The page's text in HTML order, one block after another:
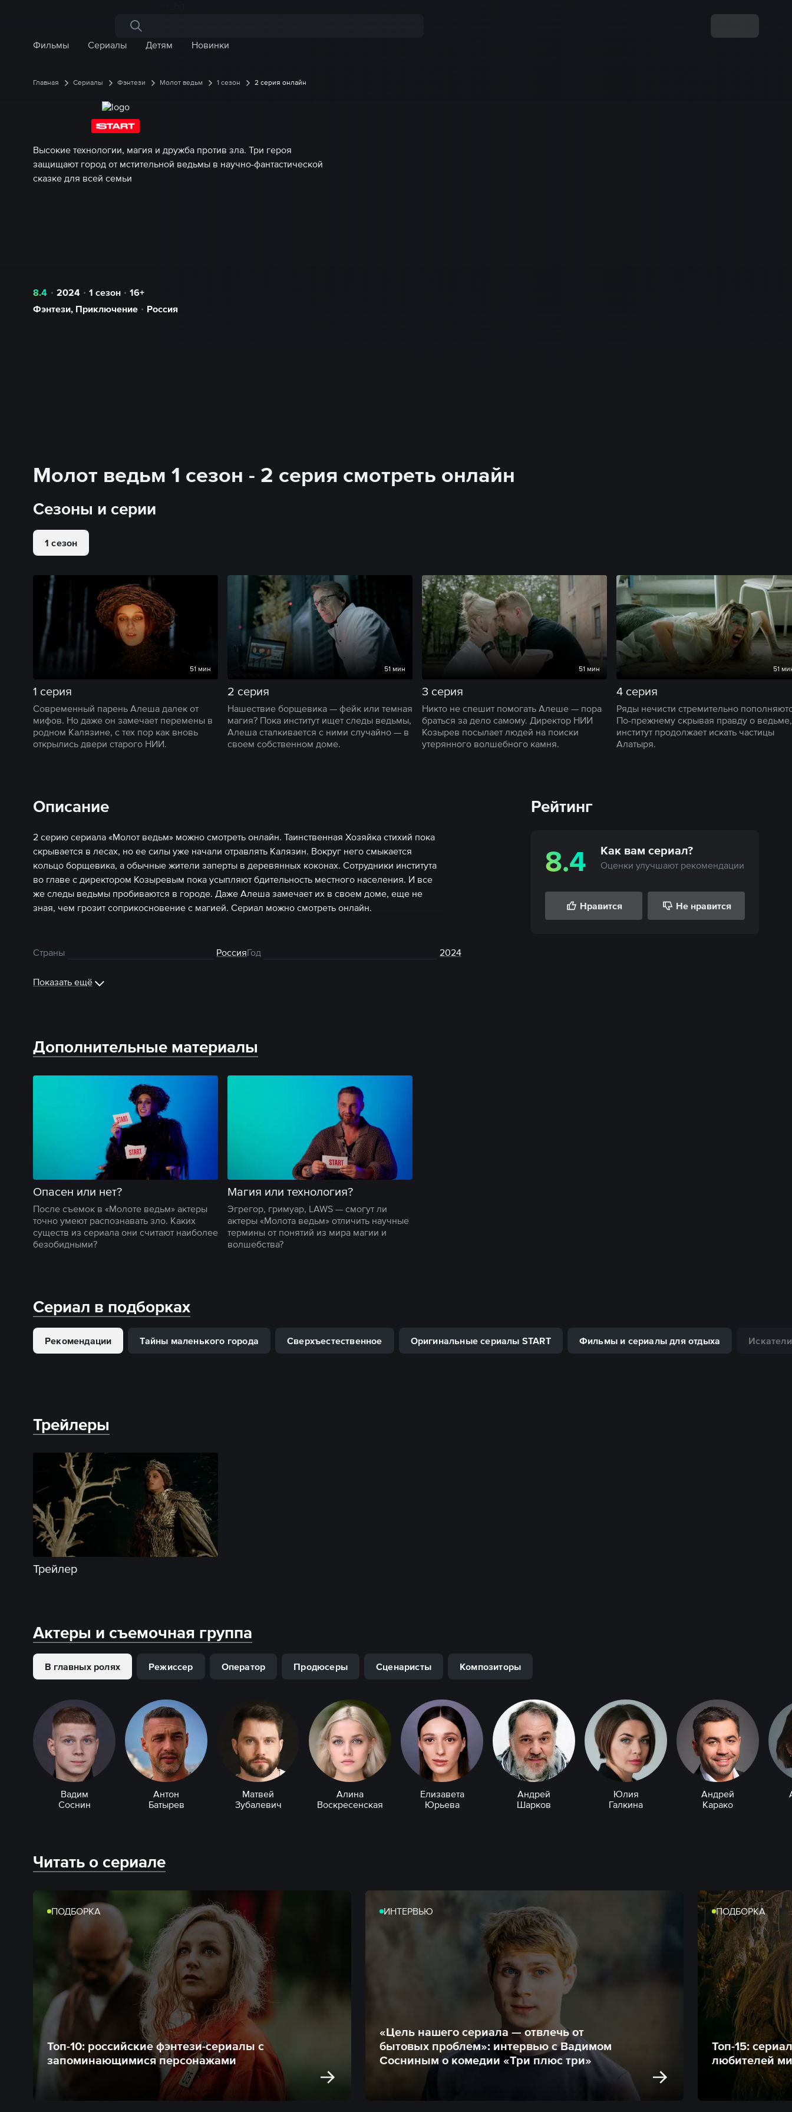
Поиск по сайту
Фильмы
Сериалы Детям Новинки
Главная Сериалы Фэнтези Молот ведьм 1 сезон 2 серия онлайн
Высокие технологии, магия и дружба против зла. Три героя
защищают город от мстительной ведьмы в научно-фантастической
сказке для всей семьи
8.4 2024 1 сезон
16+
Фэнтези, Приключение Россия
Молот ведьм 1 сезон - 2 серия смотреть онлайн
Сезоны и серии
1 сезон
51 мин
1 серия
Современный парень Алеша далек от
мифов. Но даже он замечает перемены в
родном Калязине, с тех пор как вновь
открылись двери старого НИИ.
51 мин
2 серия
Нашествие борщевика — фейк или темная
магия? Пока институт ищет следы ведьмы,
Алеша сталкивается с ними случайно — в
своем собственном доме.
51 мин
3 серия
Никто не спешит помогать Алеше — пора
браться за дело самому. Директор НИИ
Козырев посылает людей на поиски
утерянного волшебного камня.
51
4 серия
Ряды нечисти стремительно
По-прежнему скрывая правду о ведьме,
институт продолжает искать частицы
Алатыря.
Описание
2 серию сериала «Молот ведьм» можно смотреть онлайн. Таинственная Хозяйка стихий пока
скрывается в лесах, но ее силы уже начали отравлять Калязин. Вокруг него смыкается
кольцо борщевика, а обычные жители заперты в деревянных коконах. Сотрудники института
во главе с директором Козыревым пока усыпляют бдительность местного населения. И все
же следы ведьмы пробиваются в городе. Даже Алеша замечает их в своем доме, еще не
зная, чем грозит соприкосновение с магией. Сериал можно смотреть онлайн.
Страны РоссияГод 2024
Показать ещё
Рейтинг
8.4 Как вам сериал?
Оценки улучшают рекомендации
Нравится Не нравится
Дополнительные материалы
Опасен или нет?
После съемок в «Молоте ведьм» актеры
точно умеют распознавать зло. Каких
существ из сериала они считают наиболее
безобидными?
Магия или технология?
Эгрегор, гримуар, LAWS — смогут ли
актеры «Молота ведьм» отличить научные
термины от понятий из мира магии и
волшебства?
Сериал в подборках
Рекомендации Тайны маленького города Сверхъестественное Оригинальные сериалы START Фильмы и сериалы для отдыха
Трейлеры
Трейлер
Актеры и съемочная группа
В главных ролях Режиссер Оператор Продюсеры Сценаристы Композиторы
Вадим
Соснин
Антон
Батырев
Матвей
Зубалевич
Алина
Воскресенская
Елизавета
Юрьева
Андрей
Шарков
Юлия
Галкина
Андрей
Карако
Читать о сериале
ПОДБОРКА
Топ-10: российские фэнтези-сериалы с
запоминающимися персонажами
ИНТЕРВЬЮ
«Цель нашего сериала — отвлечь от
бытовых проблем»: интервью с Вадимом
Сосниным о комедии «Три плюс три»
ПОДБОРКА
Топ-15:
любителей